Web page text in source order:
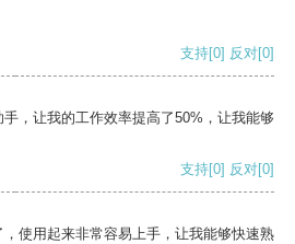
支持[0] 反对[0]
，让我的工作效率提高了50%，让我能够
支持[0] 反对[0]
使用起来非常容易上手，让我能够快速熟